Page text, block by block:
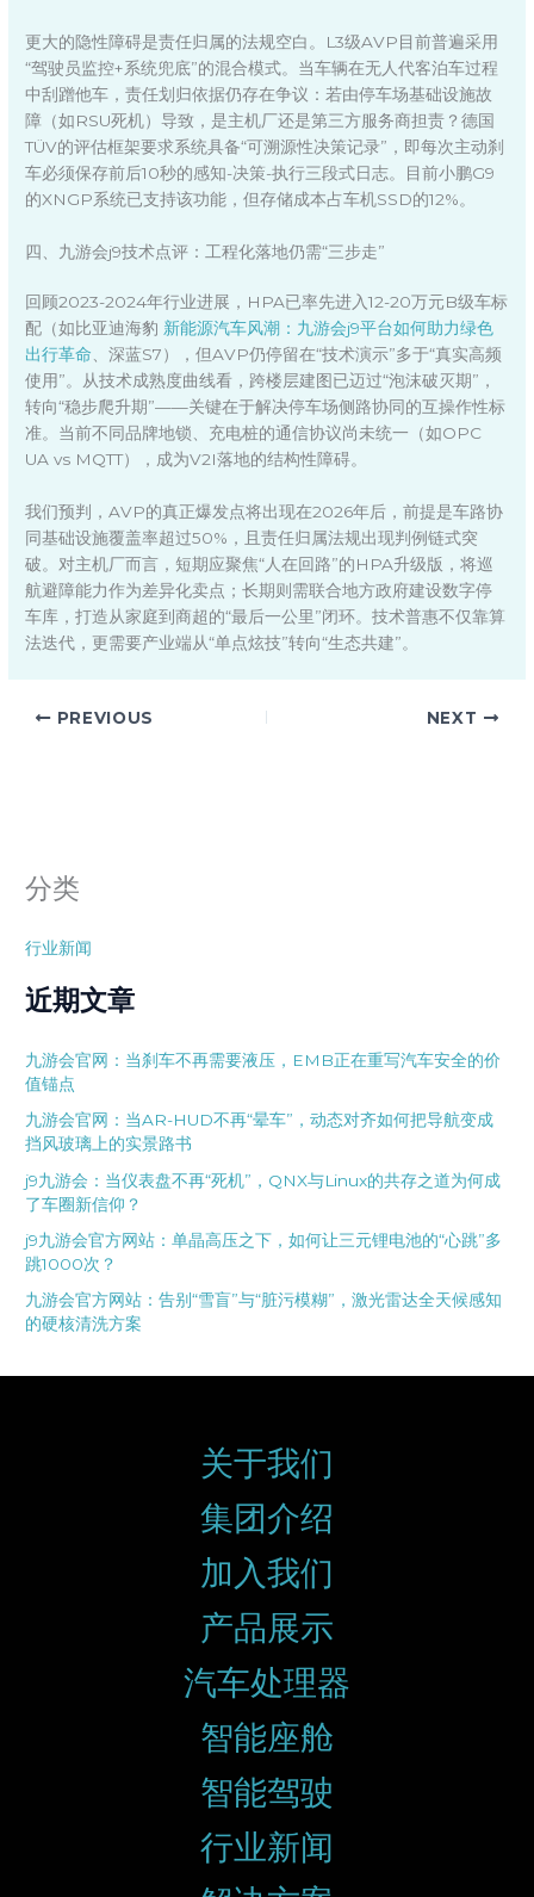
更大的隐性障碍是责任归属的法规空白。L3级AVP目前普遍采用
“驾驶员监控+系统兜底”的混合模式。当车辆在无人代客泊车过程
中刮蹭他车，责任划归依据仍存在争议：若由停车场基础设施故
障（如RSU死机）导致，是主机厂还是第三方服务商担责？德国
TÜV的评估框架要求系统具备“可溯源性决策记录”，即每次主动刹
车必须保存前后10秒的感知-决策-执行三段式日志。目前小鹏G9
的XNGP系统已支持该功能，但存储成本占车机SSD的12%。
四、九游会j9技术点评：工程化落地仍需“三步走”
回顾2023-2024年行业进展，HPA已率先进入12-20万元B级车标
配（如比亚迪海豹 新能源汽车风潮：九游会j9平台如何助力绿色
出行革命 、深蓝S7），但AVP仍停留在“技术演示”多于“真实高频
使用”。从技术成熟度曲线看，跨楼层建图已迈过“泡沫破灭期”，
转向“稳步爬升期”——关键在于解决停车场侧路协同的互操作性标
准。当前不同品牌地锁、充电桩的通信协议尚未统一（如OPC
UA vs MQTT），成为V2I落地的结构性障碍。
我们预判，AVP的真正爆发点将出现在2026年后，前提是车路协
同基础设施覆盖率超过50%，且责任归属法规出现判例链式突
破。对主机厂而言，短期应聚焦“人在回路”的HPA升级版，将巡
航避障能力作为差异化卖点；长期则需联合地方政府建设数字停
车库，打造从家庭到商超的“最后一公里”闭环。技术普惠不仅靠算
法迭代，更需要产业端从“单点炫技”转向“生态共建”。
PREVIOUS NEXT
分类
行业新闻
近期文章
九游会官网：当刹车不再需要液压，EMB正在重写汽车安全的价
值锚点
九游会官网：当AR-HUD不再“晕车”，动态对齐如何把导航变成
挡风玻璃上的实景路书
j9九游会：当仪表盘不再“死机”，QNX与Linux的共存之道为何成
了车圈新信仰？
j9九游会官方网站：单晶高压之下，如何让三元锂电池的“心跳”多
跳1000次？
九游会官方网站：告别“雪盲”与“脏污模糊”，激光雷达全天候感知
的硬核清洗方案
关于我们
集团介绍
加入我们
产品展示
汽车处理器
智能座舱
智能驾驶
行业新闻